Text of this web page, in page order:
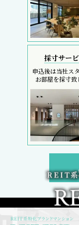
採寸サー
申込後は当社ス
お部屋を採寸致